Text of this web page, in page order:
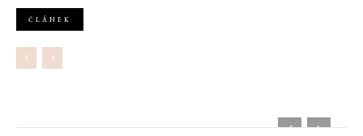
současných trendů.
ČLÁNEK